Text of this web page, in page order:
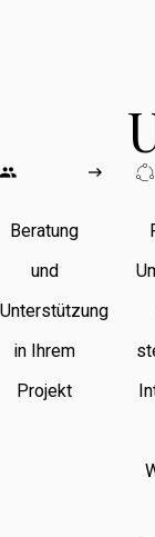
Beratung
und
Unterstützung
in Ihrem
Projekt